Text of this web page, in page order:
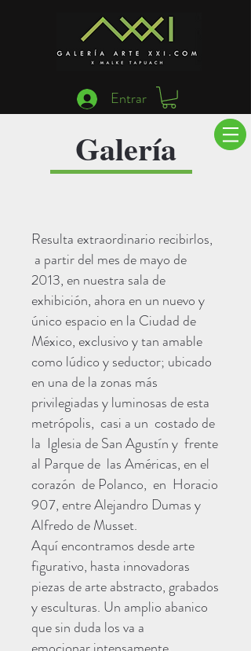
Entrar
Galería
Resulta extraordinario recibirlos,
a partir del mes de mayo de
2013, en nuestra sala de
exhibición, ahora en un nuevo y
único espacio en la Ciudad de
México, exclusivo y tan amable
como lúdico y seductor; ubicado
en una de la zonas más
privilegiadas y luminosas de esta
metrópolis, casi a un costado de
la Iglesia de San Agustín y frente
al Parque de las Américas, en el
corazón de Polanco, en Horacio
907, entre Alejandro Dumas y
Alfredo de Musset.
Aquí encontramos desde arte
figurativo, hasta innovadoras
piezas de arte abstracto, grabados
y esculturas. Un amplio abanico
que sin duda los va a